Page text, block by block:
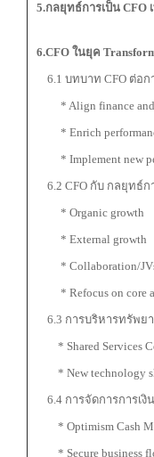
5.กลยุทธ์การเป็น CFO
6.CFO ในยุค
6.1 บทบาท CFO ต่อก
* Align finance and
* Enrich
* Implement new
6.2 CFO กับ กลยุทธ์ก
* Organic growth
* External growth
* Collaboration/
* Refocus on core
6.3 การบริหารทรัพยา
* Shared Services
* New technology
6.4 การจัดการการเงิ
* Optimism Cash
* Secure business